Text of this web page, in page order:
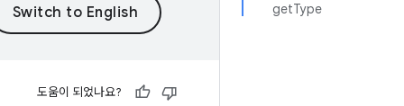
getType
도움이 되었나요?